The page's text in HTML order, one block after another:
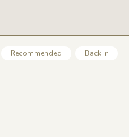
Recommended Back In